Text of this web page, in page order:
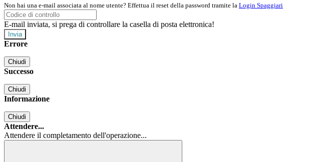
Non hai una e-mail associata al nome utente? Effettua il reset della password tramite la Login Spaggiari
E-mail inviata, si prega di controllare la casella di posta elettronica!
Errore
Chiudi
Successo
Chiudi
Informazione
Chiudi
Attendere...
Attendere il completamento dell'operazione...